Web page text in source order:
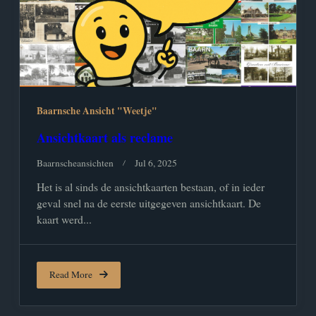
Baarnsche Ansicht "Weetje"
Ansichtkaart als reclame
Baarnscheansichten Jul 6, 2025
Het is al sinds de ansichtkaarten bestaan, of in ieder
geval snel na de eerste uitgegeven ansichtkaart. De
kaart werd...
Read More